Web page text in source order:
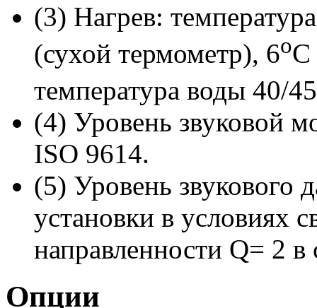
(3) Нагрев:
(сухой термометр), 6oС
температура воды 40/45
(4) Уровень звуковой
ISO 9614.
(5) Уровень звукового
установки в условиях
направленности Q= 2 в
Опции